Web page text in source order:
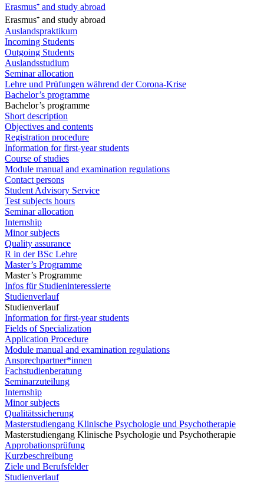
Erasmus⁺ and study abroad
Erasmus⁺ and study abroad
Auslandspraktikum
Incoming Students
Outgoing Students
Auslandsstudium
Seminar allocation
Lehre und Prüfungen während der Corona-Krise
Bachelor’s programme
Bachelor’s programme
Short description
Objectives and contents
Registration procedure
Information for first-year students
Course of studies
Module manual and examination regulations
Contact persons
Student Advisory Service
Test subjects hours
Seminar allocation
Internship
Minor subjects
Quality assurance
R in der BSc Lehre
Master’s Programme
Master’s Programme
Infos für Studieninteressierte
Studienverlauf
Studienverlauf
Information for first-year students
Fields of Specialization
Application Procedure
Module manual and examination regulations
Ansprechpartner*innen
Fachstudienberatung
Seminarzuteilung
Internship
Minor subjects
Qualitätssicherung
Masterstudiengang Klinische Psychologie und Psychotherapie
Masterstudiengang Klinische Psychologie und Psychotherapie
Approbationsprüfung
Kurzbeschreibung
Ziele und Berufsfelder
Studienverlauf